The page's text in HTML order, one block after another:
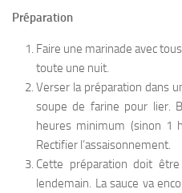
Préparation
Faire une marinade avec
toute une nuit.
Verser la préparation dans
soupe de farine pour lier.
heures minimum (sinon 1
Rectifier l’assaisonnement.
Cette préparation doit
lendemain. La sauce va